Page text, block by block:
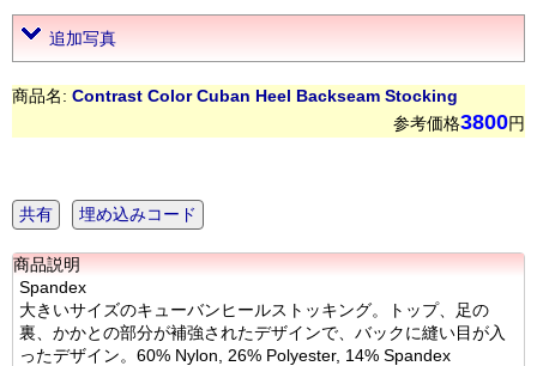
追加写真
商品名: Contrast Color Cuban Heel Backseam Stocking
参考価格3800円
共有 埋め込みコード
商品説明
Spandex
大きいサイズのキューバンヒールストッキング。トップ、足の
裏、かかとの部分が補強されたデザインで、バックに縫い目が入
ったデザイン。60% Nylon, 26% Polyester, 14% Spandex